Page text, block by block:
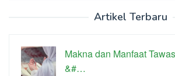
Artikel Terbaru
Makna dan Manfaat
&#…